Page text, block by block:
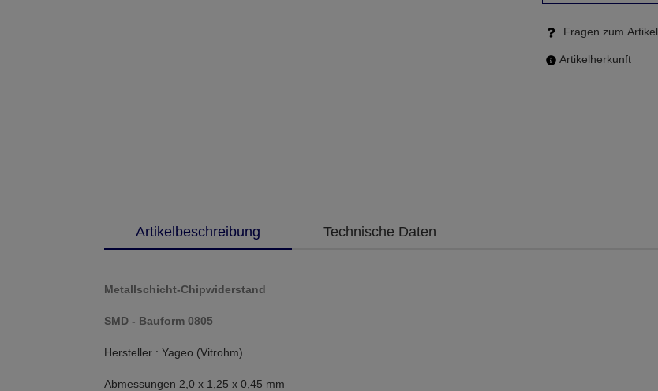
Fragen zum Artikel
Artikelherkunft
Artikelbeschreibung Technische Daten
Metallschicht-Chipwiderstand
SMD - Bauform 0805
Hersteller : Yageo (Vitrohm)
Abmessungen 2,0 x 1,25 x 0,45 mm